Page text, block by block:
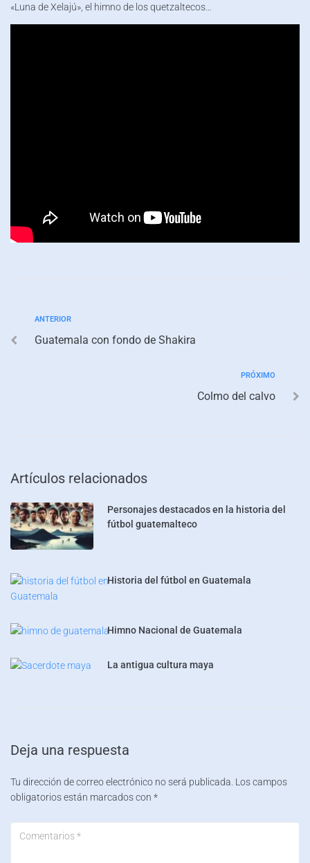
«Luna de Xelajú», el himno de los quetzaltecos…
ANTERIOR
Guatemala con fondo de Shakira
PRÓXIMO
Colmo del calvo
Artículos relacionados
Personajes destacados en la historia del
fútbol guatemalteco
Historia del fútbol en Guatemala
Himno Nacional de Guatemala
La antigua cultura maya
Deja una respuesta
Tu dirección de correo electrónico no será publicada. Los campos
obligatorios están marcados con *